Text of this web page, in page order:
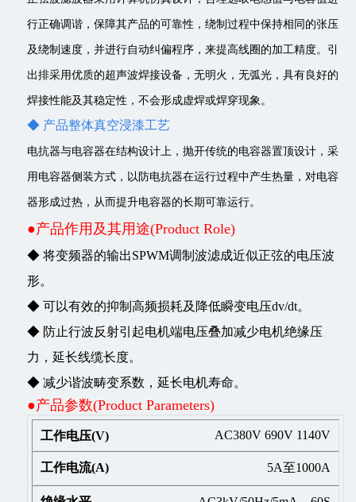
行正确调谐，保障其产品的可靠性，绕制过程中保持相同的张压
及绕制速度，并进行自动纠偏程序，来提高线圈的加工精度。引
出排采用优质的超声波焊接设备，无明火，无弧光，具有良好的
焊接性能及其稳定性，不会形成虚焊或焊穿现象。
◆ 产品整体真空浸漆工艺
电抗器与电容器在结构设计上，抛开传统的电容器置顶设计，采
用电容器侧装方式，以防电抗器在运行过程中产生热量，对电容
器形成过热，从而提升电容器的长期可靠运行。
●产品作用及其用途(Product Role)
◆ 将变频器的输出SPWM调制波滤成近似正弦的电压波
形。
◆ 可以有效的抑制高频损耗及降低瞬变电压dv/dt。
◆ 防止行波反射引起电机端电压叠加减少电机绝缘压
力，延长线缆长度。
◆ 减少谐波畴变系数，延长电机寿命。
●产品参数(Product Parameters)
AC380V 690V 1140V
5A至1000A